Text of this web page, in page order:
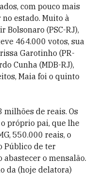
com pouco mais
estado. Muito à
Bolsonaro (PSC-RJ),
464.000 votos, sua
Garotinho (PR-
Cunha (MDB-RJ),
Maia foi o quinto
milhões de reais. Os
próprio pai, que lhe
550.000 reais, o
Público de ter
o mensalão.
da (hoje delatora)